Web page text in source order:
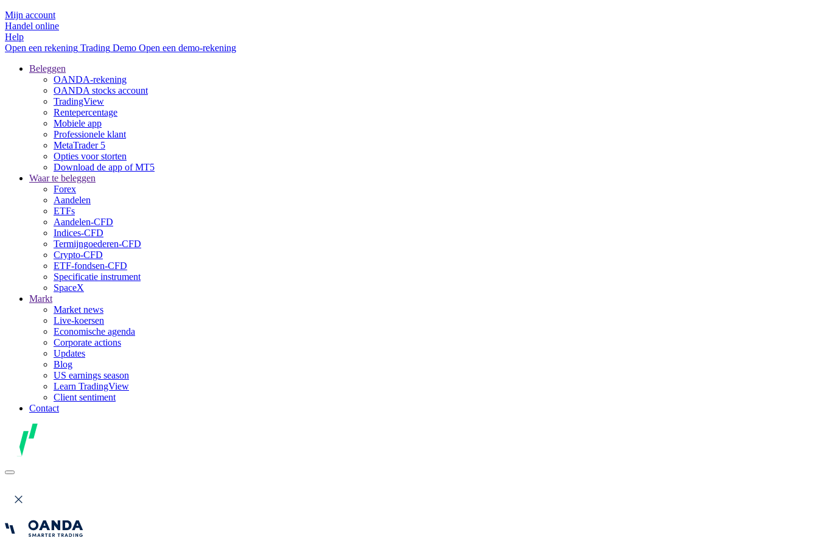
Mijn account
Handel online
Help
Open een rekening Trading Demo Open een demo-rekening
Beleggen
OANDA-rekening
OANDA stocks account
TradingView
Rentepercentage
Mobiele app
Professionele klant
MetaTrader 5
Opties voor storten
Download de app of MT5
Waar te beleggen
Forex
Aandelen
ETFs
Aandelen-CFD
Indices-CFD
Termijngoederen-CFD
Crypto-CFD
ETF-fondsen-CFD
Specificatie instrument
SpaceX
Markt
Market news
Live-koersen
Economische agenda
Corporate actions
Updates
Blog
US earnings season
Learn TradingView
Client sentiment
Contact